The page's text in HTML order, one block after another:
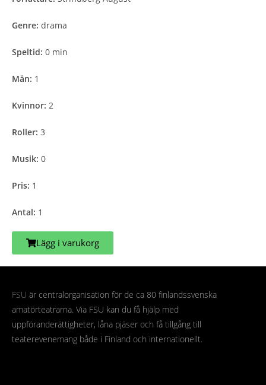
Genre: drama
Speltid: 0 min
Män: 1
Kvinnor: 2
Roller: 3
Musik: 0
Pris: 1
Antal: 1
Lägg i varukorg
FSU är centralorganisation för de ca 80 finlandssvenska
amatörteatrarna. Via FSU kan du få hjälp med
uppföranderättigheter, låna pjäser och få tillgång till
teaterevenemang både i Finland och internationellt.